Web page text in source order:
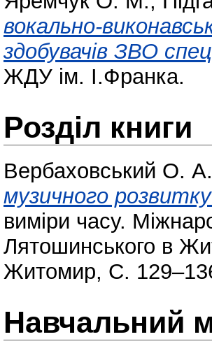
вокально-
здобувачів ЗВО
ЖДУ ім. І.Франка.
Розділ книги
Вербаховський О. А.
музичного
виміри часу.
Лятошинського в
Житомир, С.
Навчальний